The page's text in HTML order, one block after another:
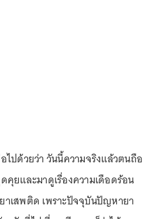
ไปด้วยว่า วันนี้ความจริงแล้วตนถือ
คุยและมาดูเรื่องความเดือดร้อน
าเสพติด เพราะปัจจุบันปัญหายา